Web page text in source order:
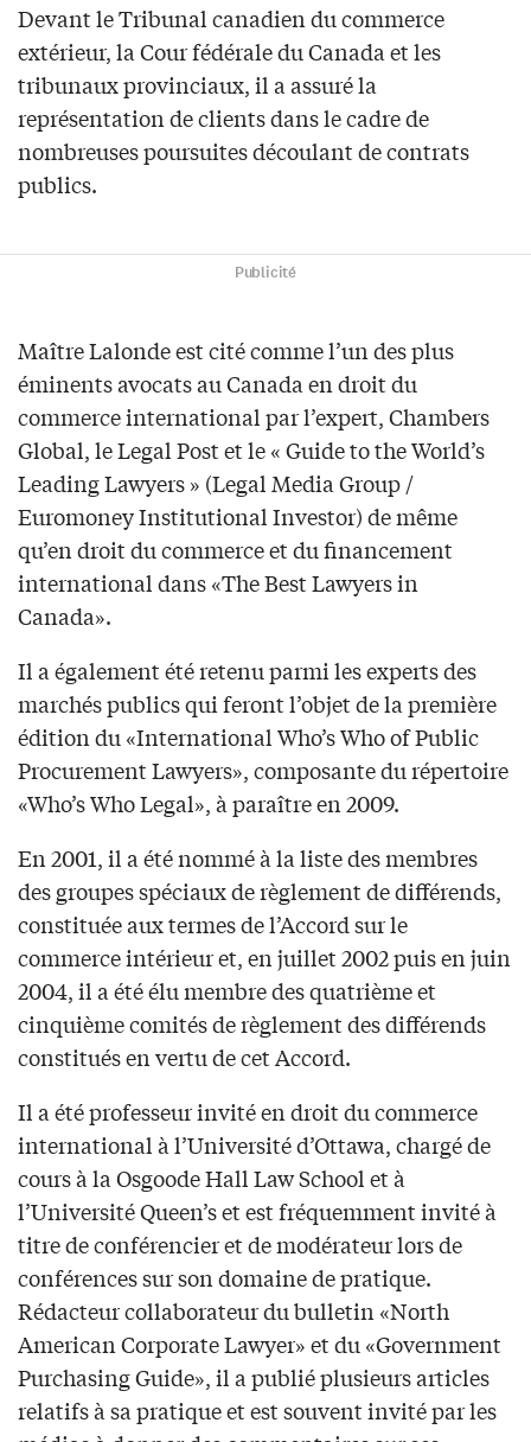
Devant le Tribunal canadien du commerce
extérieur, la Cour fédérale du Canada et les
tribunaux provinciaux, il a assuré la
représentation de clients dans le cadre de
nombreuses poursuites découlant de contrats
publics.
Publicité
Maître Lalonde est cité comme l’un des plus
éminents avocats au Canada en droit du
commerce international par l’expert, Chambers
Global, le Legal Post et le « Guide to the World’s
Leading Lawyers » (Legal Media Group /
Euromoney Institutional Investor) de même
qu’en droit du commerce et du financement
international dans «The Best Lawyers in
Canada».
Il a également été retenu parmi les experts des
marchés publics qui feront l’objet de la première
édition du «International Who’s Who of Public
Procurement Lawyers», composante du répertoire
«Who’s Who Legal», à paraître en 2009.
En 2001, il a été nommé à la liste des membres
des groupes spéciaux de règlement de différends,
constituée aux termes de l’Accord sur le
commerce intérieur et, en juillet 2002 puis en juin
2004, il a été élu membre des quatrième et
cinquième comités de règlement des différends
constitués en vertu de cet Accord.
Il a été professeur invité en droit du commerce
international à l’Université d’Ottawa, chargé de
cours à la Osgoode Hall Law School et à
l’Université Queen’s et est fréquemment invité à
titre de conférencier et de modérateur lors de
conférences sur son domaine de pratique.
Rédacteur collaborateur du bulletin «North
American Corporate Lawyer» et du «Government
Purchasing Guide», il a publié plusieurs articles
relatifs à sa pratique et est souvent invité par les